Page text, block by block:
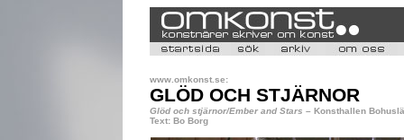
www.omkonst.se:
GLÖD OCH STJÄRNOR
Glöd och stjärnor/Ember and Stars – Konsthallen
Text: Bo Borg